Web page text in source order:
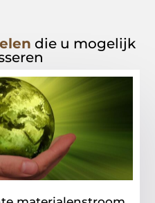
die u mogelijk